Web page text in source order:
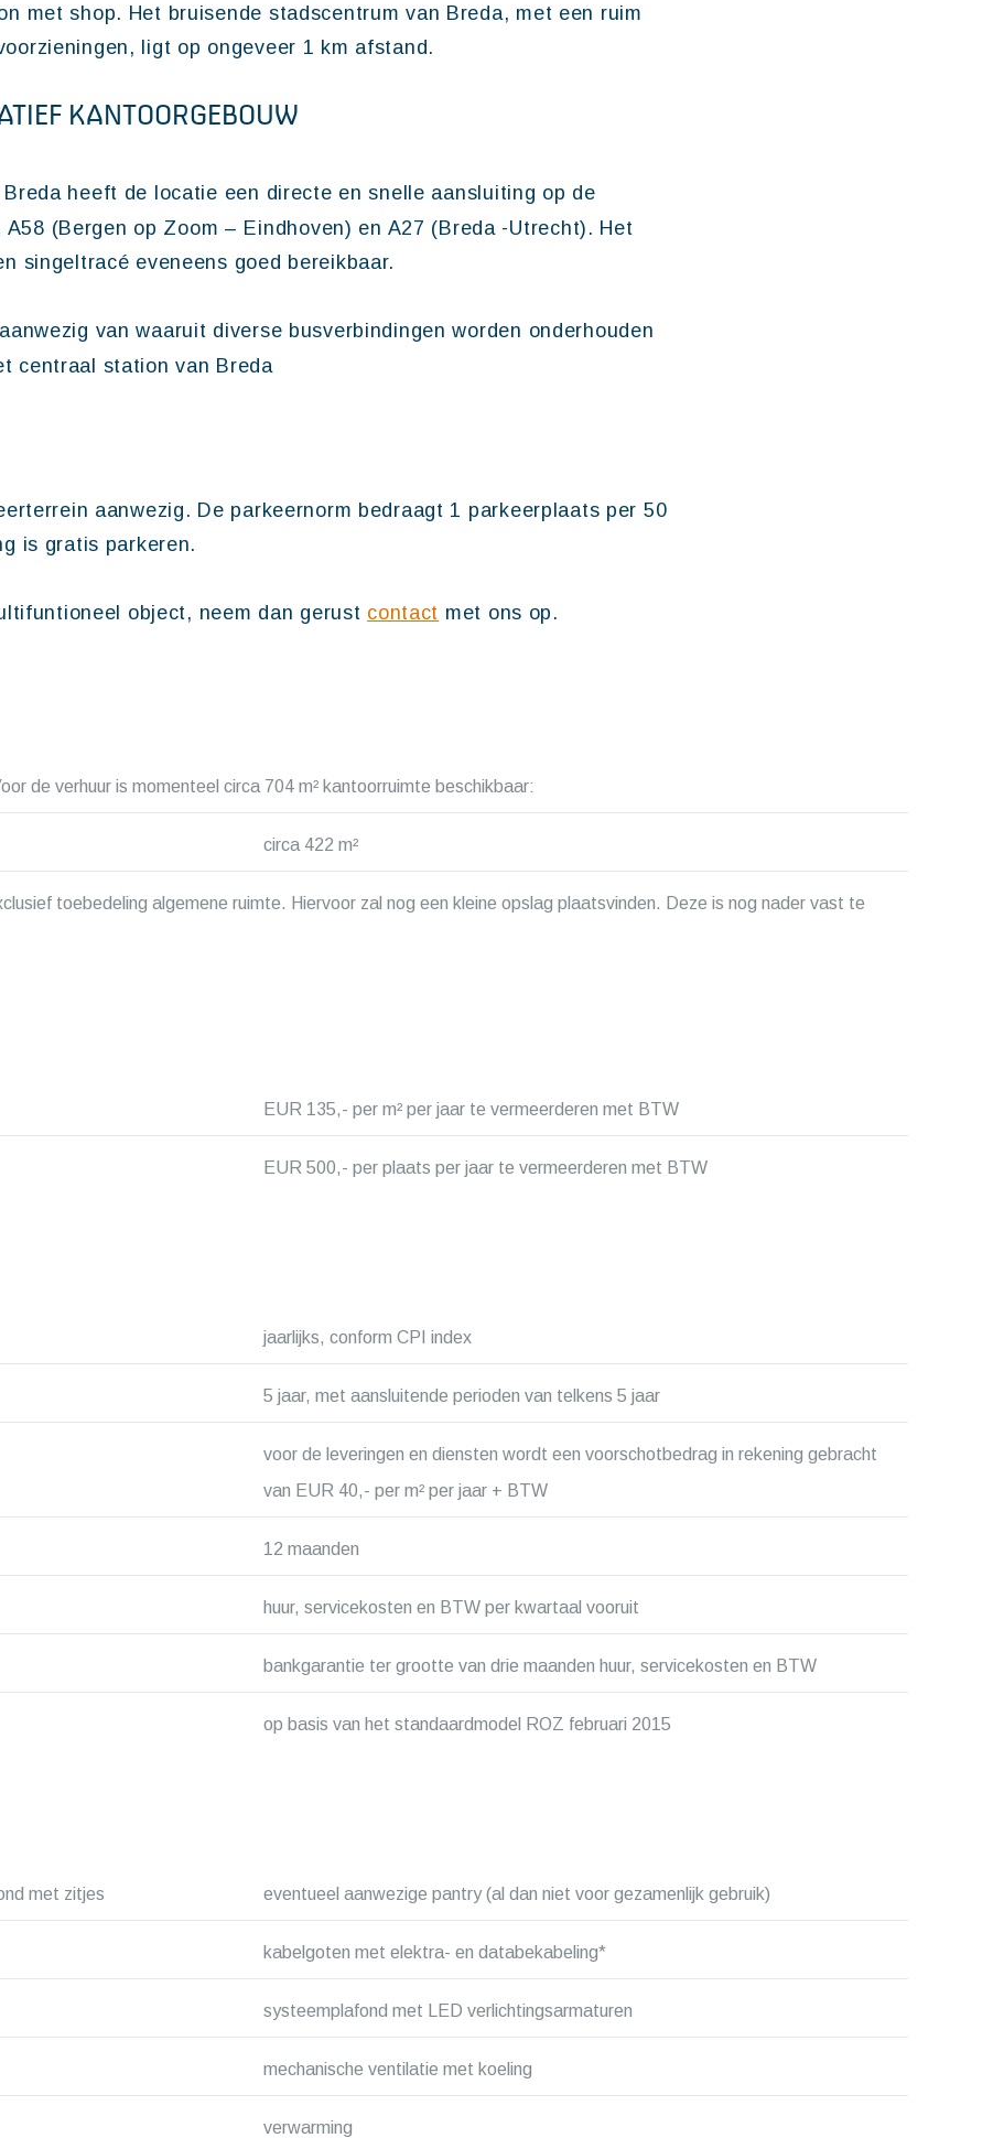
met shop. Het bruisende stadscentrum van Breda, met een ruim
ligt op ongeveer 1 km afstand.
KANTOORGEBOUW
heeft de locatie een directe en snelle aansluiting op de
(Bergen op Zoom – Eindhoven) en A27 (Breda -Utrecht). Het
singeltracé eveneens goed bereikbaar.
van waaruit diverse busverbindingen worden onderhouden
centraal station van Breda
aanwezig. De parkeernorm bedraagt 1 parkeerplaats per 50
is gratis parkeren.
object, neem dan gerust contact met ons op.
de verhuur is momenteel circa 704 m² kantoorruimte beschikbaar:
circa 422 m²
toebedeling algemene ruimte. Hiervoor zal nog een kleine opslag plaatsvinden. Deze is nog nader vast te
EUR 135,- per m² per jaar te vermeerderen met BTW
EUR 500,- per plaats per jaar te vermeerderen met BTW
jaarlijks, conform CPI index
5 jaar, met aansluitende perioden van telkens 5 jaar
voor de leveringen en diensten wordt een voorschotbedrag in rekening gebracht
van EUR 40,- per m² per jaar + BTW
12 maanden
huur, servicekosten en BTW per kwartaal vooruit
bankgarantie ter grootte van drie maanden huur, servicekosten en BTW
op basis van het standaardmodel ROZ februari 2015
met zitjes eventueel aanwezige pantry (al dan niet voor gezamenlijk gebruik)
kabelgoten met elektra- en databekabeling*
systeemplafond met LED verlichtingsarmaturen
mechanische ventilatie met koeling
verwarming